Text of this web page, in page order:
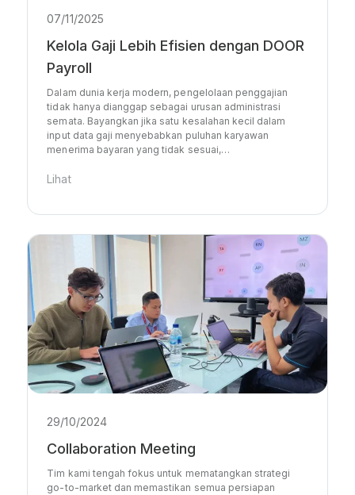
07/11/2025
Kelola Gaji Lebih Efisien dengan DOOR
Payroll
Dalam dunia kerja modern, pengelolaan penggajian
tidak hanya dianggap sebagai urusan administrasi
semata. Bayangkan jika satu kesalahan kecil dalam
input data gaji menyebabkan puluhan karyawan
menerima bayaran yang tidak sesuai,…
Lihat
29/10/2024
Collaboration Meeting
Tim kami tengah fokus untuk mematangkan strategi
go-to-market dan memastikan semua persiapan